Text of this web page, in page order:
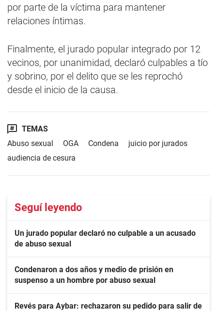
por parte de la víctima para mantener
relaciones íntimas.
Finalmente, el jurado popular integrado por 12
vecinos, por unanimidad, declaró culpables a tío
y sobrino, por el delito que se les reprochó
desde el inicio de la causa.
TEMAS
Abuso sexual
OGA Condena
juicio por jurados
audiencia de cesura
Seguí leyendo
Un jurado popular declaró no culpable a un acusado
de abuso sexual
Condenaron a dos años y medio de prisión en
suspenso a un hombre por abuso sexual
Revés para Aybar: rechazaron su pedido para salir de